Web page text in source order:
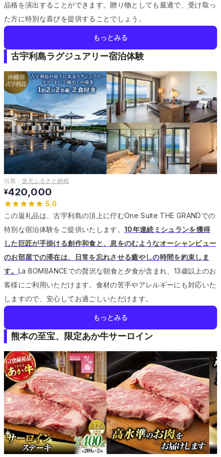
品格を演出することができます。 贈り物としても最適で、受け取っ
た方に特別な喜びを提供することでしょう。
もっとみる
古宇利島ラグジュアリー宿泊体験
出展： 楽天ふるさと納税
¥420,000
5.0
この返礼品は、古宇利島の頂上に佇むOne Suite THE GRANDでの
特別な宿泊体験をご提供いたします。 10年連続ミシュランを獲得
した巨匠が手掛ける創作和食と、息をのむようなオーシャンビュー
のお部屋での滞在は、日常を忘れさせる癒やしの時間を約束しま
す。 La BOMBANCEでの贅沢な朝食と夕食が含まれ、13歳以上のお
客様にご利用いただけます。 食材の苦手やアレルギーにも対応いた
しますので、安心してお過ごしいただけます。
もっとみる
熊本の至宝、限定あか牛サーロイン